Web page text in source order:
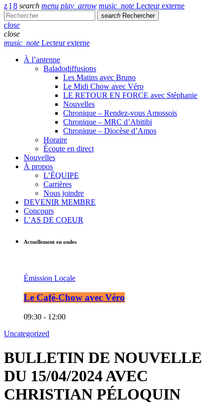
search menu play_arrow music_note Lecteur externe
search Rechercher
close
close
music_note Lecteur externe
À l’antenne
Baladodiffusions
Les Matins avec Bruno
Le Midi Chow avec Véro
LE RETOUR EN FORCE avec Stéphanie
Nouvelles
Chronique – Rendez-vous Amossois
Chronique – MRC d’Abitibi
Chronique – Diocèse d’Amos
Horaire
Écoute en direct
Nouvelles
À propos
L’ÉQUIPE
Carrières
Nous joindre
DEVENIR MEMBRE
Concours
L’AS DE COEUR
Actuellement en ondes
Émission Locale
Le Café-Chow avec Véro
09:30 - 12:00
Uncategorized
BULLETIN DE NOUVELLE
DU 15/04/2024 AVEC
CHRISTIAN PÉLOQUIN